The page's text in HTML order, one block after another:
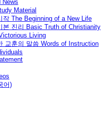
News
Material
작 The Beginning of a New Life
본 진리 Basic Truth of Christianity
Living
교훈의 말씀 Words of Instruction
어)